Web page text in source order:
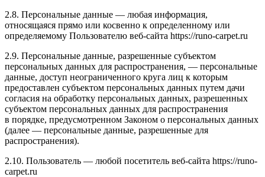
2.8. Персональные данные — любая информация,
относящаяся прямо или косвенно к определенному или
определяемому Пользователю веб-сайта https://runo-carpet.ru
2.9. Персональные данные, разрешенные субъектом
персональных данных для распространения, — персональные
данные, доступ неограниченного круга лиц к которым
предоставлен субъектом персональных данных путем дачи
согласия на обработку персональных данных, разрешенных
субъектом персональных данных для распространения
в порядке, предусмотренном Законом о персональных данных
(далее — персональные данные, разрешенные для
распространения).
2.10. Пользователь — любой посетитель веб-сайта https://runo-
carpet.ru